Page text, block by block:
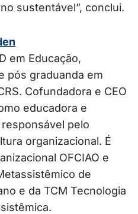
sustentável”, conclui.
em Educação,
pós graduanda em
Cofundadora e CEO
educadora e
pelo
organizacional. É
OFCIAO e
de
e da TCM Tecnologia